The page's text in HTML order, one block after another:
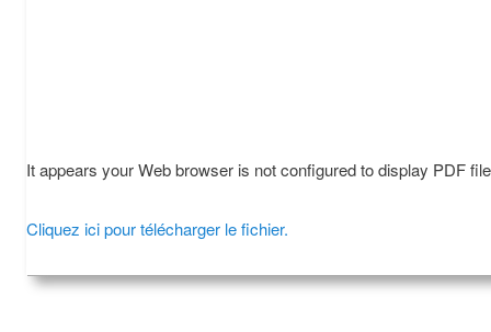
It appears your Web browser is not configured to display PDF
Cliquez ici pour télécharger le fichier.